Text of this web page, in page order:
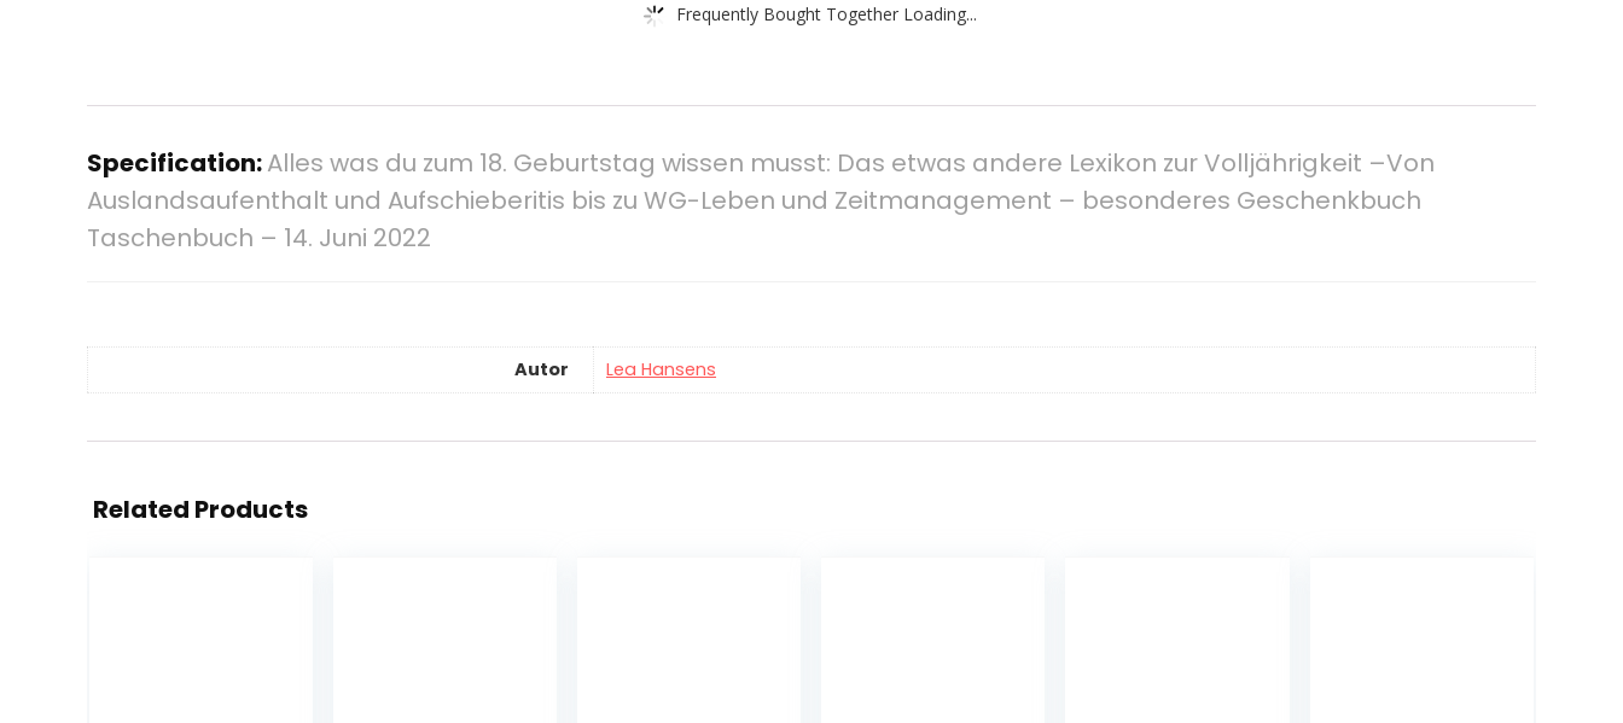
Frequently Bought Together Loading...
Specification:Alles was du zum 18. Geburtstag wissen musst: Das etwas andere Lexikon zur Volljährigkeit –Von
Auslandsaufenthalt und Aufschieberitis bis zu WG-Leben und Zeitmanagement – besonderes Geschenkbuch
Taschenbuch – 14. Juni 2022
Autor Lea Hansens
Related Products